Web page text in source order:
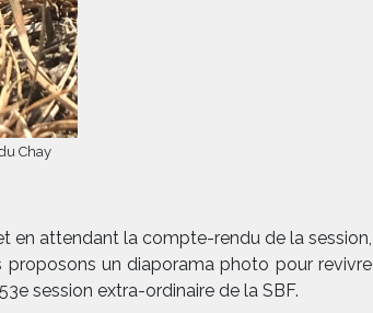
Chay
en attendant la compte-rendu de la session,
un diaporama photo pour revivre
session extra-ordinaire de la SBF.